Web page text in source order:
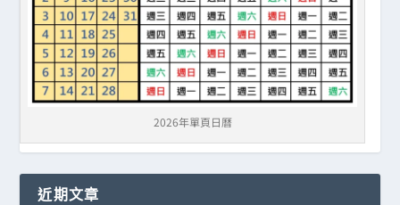
2026年單頁日曆
近期文章